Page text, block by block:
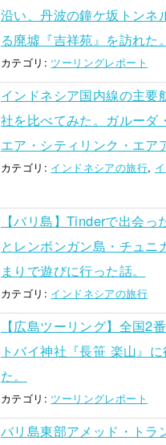
沿い、丹波の鐘ケ坂トンネ
る廃墟『吉祥苑』を訪れた。
カテゴリ: ツーリングレポート
インドネシア国内線の主要
社を比べてみた。ガルーダ
エア・シティリンク・エ
カテゴリ: インドネシアの旅行,
【バリ島】Tinderで出会っ
とレンボンガン島・チュニ
まりで遊びに行った話。
カテゴリ: インドネシアの旅行
【広島ツーリング】全国2
トバイ神社『長笹 楽山』
た。
カテゴリ: ツーリングレポート
バリ島東部アメッド・トラ